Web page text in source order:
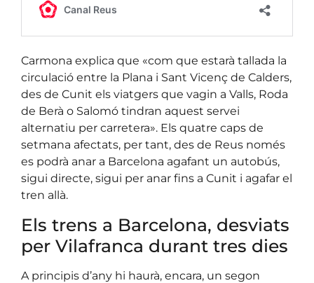
Carmona explica que «com que estarà tallada la
circulació entre la Plana i Sant Vicenç de Calders,
des de Cunit els viatgers que vagin a Valls, Roda
de Berà o Salomó tindran aquest servei
alternatiu per carretera». Els quatre caps de
setmana afectats, per tant, des de Reus només
es podrà anar a Barcelona agafant un autobús,
sigui directe, sigui per anar fins a Cunit i agafar el
tren allà.
Els trens a Barcelona, desviats
per Vilafranca durant tres dies
A principis d’any hi haurà, encara, un segon